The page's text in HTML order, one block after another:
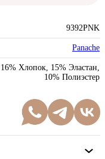
9392PNK
Panache
Хлопок, 15% Эластан,
10% Полиэстер